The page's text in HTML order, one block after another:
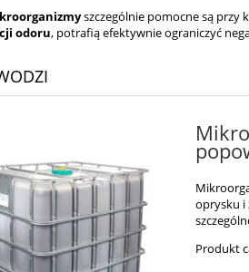
szczególnie pomocne są przy
odoru, potrafią efektywnie ograniczyć
oprysku i
Produkt